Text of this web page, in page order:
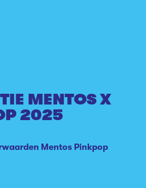
MENTOS X
2025
Mentos Pinkpop